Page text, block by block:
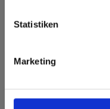
Statistiken
MarketingContactformulier